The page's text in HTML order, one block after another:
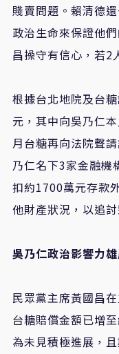
賤賣問題。賴清德
政治生命來保證他
昌操守有信心，若2
根據台北地院及台
元，其中向吳乃仁
月台糖再向法院聲
乃仁名下3家金融機
扣約1700萬元存款
他財產狀況，以追
吳乃仁政治影響力
民眾黨主席黃國昌
台糖賠償金額已增
為未見積極進展，